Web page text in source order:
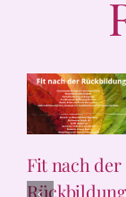
Ausführung
wählen
Details
der
Fit